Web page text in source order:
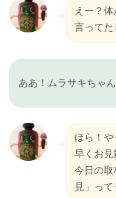
えー？
言ってた
ああ！ムラサキちゃ
ほら！や
早くお見
今日の
見」っ